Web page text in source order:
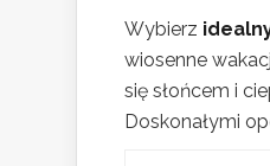
Wybierz
wiosenne
się słońcem i
Doskonałymi